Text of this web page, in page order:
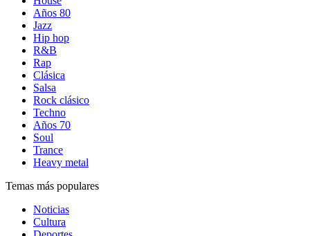
Años 80
Jazz
Hip hop
R&B
Rap
Clásica
Salsa
Rock clásico
Techno
Años 70
Soul
Trance
Heavy metal
Temas más populares
Noticias
Cultura